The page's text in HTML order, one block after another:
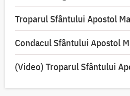
Troparul Sfântului Apostol
Condacul Sfântului Apostol
(Video) Troparul Sfântului